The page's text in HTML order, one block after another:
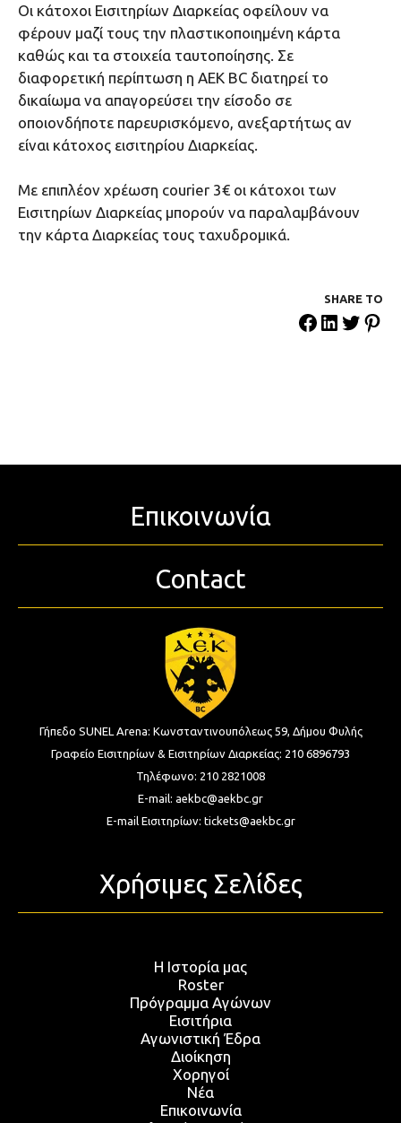
Οι κάτοχοι Εισιτηρίων Διαρκείας οφείλουν να
φέρουν μαζί τους την πλαστικοποιημένη κάρτα
καθώς και τα στοιχεία ταυτοποίησης. Σε
διαφορετική περίπτωση η AEK BC διατηρεί το
δικαίωμα να απαγορεύσει την είσοδο σε
οποιονδήποτε παρευρισκόμενο, ανεξαρτήτως αν
είναι κάτοχος εισιτηρίου Διαρκείας.
Με επιπλέον χρέωση courier 3€ οι κάτοχοι των
Εισιτηρίων Διαρκείας μπορούν να παραλαμβάνουν
την κάρτα Διαρκείας τους ταχυδρομικά.
SHARE ΤΟ
Επικοινωνία
Contact
Γήπεδο SUNEL Arena: Κωνσταντινουπόλεως 59, Δήμου Φυλής
Γραφείο Εισιτηρίων & Εισιτηρίων Διαρκείας: 210 6896793
Τηλέφωνο: 210 2821008
E-mail: aekbc@aekbc.gr
E-mail Εισιτηρίων: tickets@aekbc.gr
Χρήσιμες Σελίδες
Η Ιστορία μας
Roster
Πρόγραμμα Αγώνων
Εισιτήρια
Αγωνιστική Έδρα
Διοίκηση
Χορηγοί
Νέα
Επικοινωνία